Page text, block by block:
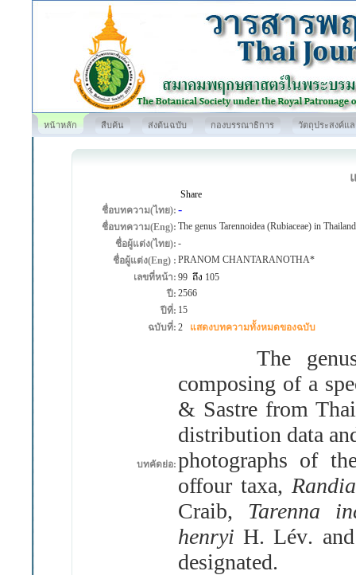
หน้าหลัก สืบค้น ส่งต้นฉบับ กองบรรณาธิการ วัตถุประสงค์แ
Share
ชื่อบทความ(ไทย): -
ชื่อบทความ(Eng): The genus Tarennoidea (Rubiaceae) in Thailand
ชื่อผู้แต่ง(ไทย): -
ชื่อผู้แต่ง(Eng) : PRANOM CHANTARANOTHA*
เลขที่หน้า: 99ถึง 105
ปี: 2566
ปีที่: 15
ฉบับที่: 2 แสดงบทความทั้งหมดของฉบับ
บทคัดย่อ:
The
composing of a
& Sastre from
distribution data
photographs of
offour taxa,
Craib, Tarenna
henryi H.Lév.
designated.